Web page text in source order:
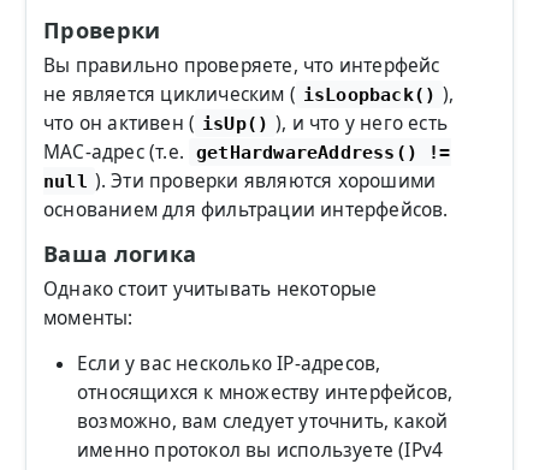
Проверки
Вы правильно проверяете, что интерфейс
не является циклическим ( isLoopback() ),
что он активен ( isUp() ), и что у него есть
MAC-адрес (т.е.
getHardwareAddress() !=
null ). Эти проверки являются хорошими
основанием для фильтрации интерфейсов.
Ваша логика
Однако стоит учитывать некоторые
моменты:
Если у вас несколько IP-адресов,
относящихся к множеству интерфейсов,
возможно, вам следует уточнить, какой
именно протокол вы используете (IPv4